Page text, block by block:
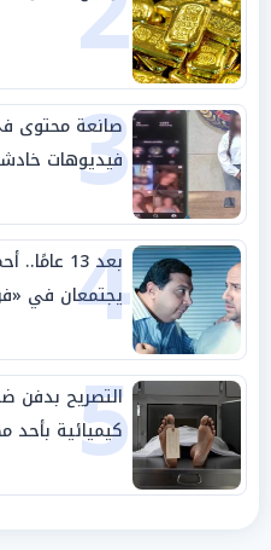
3
صانعة محتوى
فيديوهات
4 بعد 13
يجتمعان في
5
التصريح بدفن
كيميائية بأحد